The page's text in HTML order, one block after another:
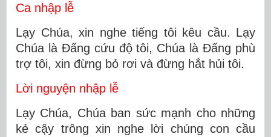
Ca nhập lễ
Lạy Chúa, xin nghe tiếng tôi kêu cầu. Lạy
Chúa là Đấng cứu độ tôi, Chúa là Đấng phù
trợ tôi, xin đừng bỏ rơi và đừng hắt hủi tôi.
Lời nguyện nhập lễ
Lạy Chúa, Chúa ban sức mạnh cho những
kẻ cậy trông xin nghe lời chúng con cầu